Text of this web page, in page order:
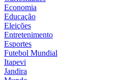
Economia
Educação
Eleições
Entretenimento
Esportes
Futebol Mundial
Itapevi
Jandira